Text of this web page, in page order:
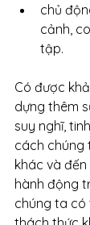
chủ
cảnh,
tập.
Có được
dựng thêm
suy nghĩ,
cách chúng
khác và
hành động
chúng ta có